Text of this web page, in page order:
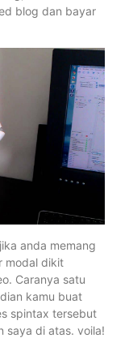
blog dan bayar
anda memang
modal dikit
Caranya satu
kamu buat
spintax tersebut
saya di atas. voila!